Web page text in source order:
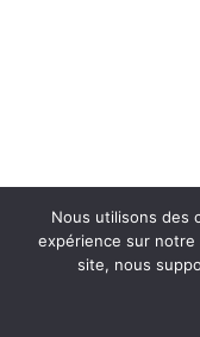
Nous utilisons des
expérience sur
site, nous